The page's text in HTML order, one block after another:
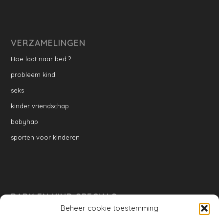
Beheer cookie toestemming
VERZAMELINGEN
Hoe laat naar bed ?
probleem kind
seks
kinder vriendschap
babyhap
sporten voor kinderen
BABY EN KIND SPECIALS